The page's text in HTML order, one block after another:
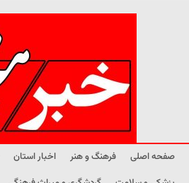
صفحه اصلی فرهنگ و هنر اخبار استان